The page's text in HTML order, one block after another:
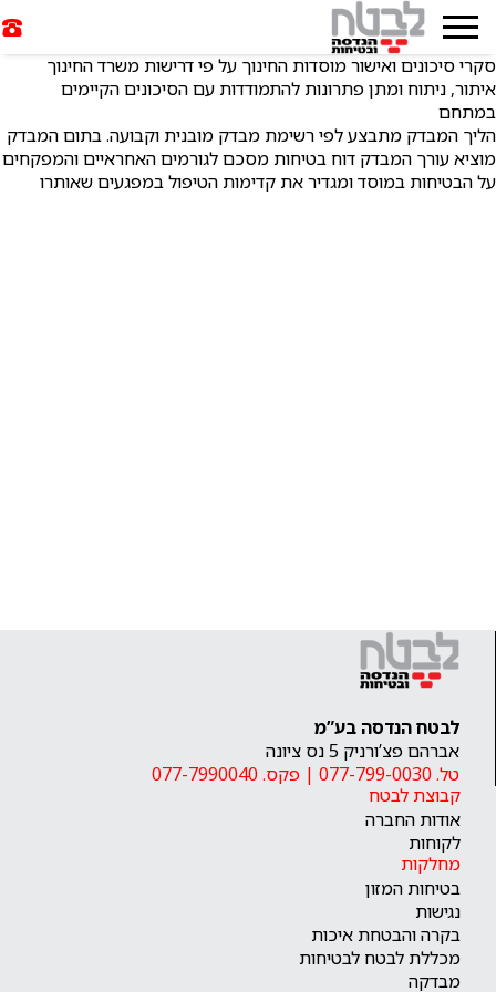
סקרי סיכונים ואישור מוסדות החינוך על פי דרישות משרד החינוך
איתור, ניתוח ומתן פתרונות להתמודדות עם הסיכונים הקיימים
במתחם
הליך המבדק מתבצע לפי רשימת מבדק מובנית וקבועה. בתום המבדק
מוציא עורך המבדק דוח בטיחות מסכם לגורמים האחראיים והמפקחים
על הבטיחות במוסד ומגדיר את קדימות הטיפול במפגעים שאותרו
לבטח הנדסה בע”מ
אברהם פצ’ורניק 5 נס ציונה
טל. 077-799-0030
| פקס. 077-7990040
קבוצת לבטח
אודות החברה
לקוחות
מחלקות
בטיחות המזון
נגישות
בקרה והבטחת איכות
מכללת לבטח לבטיחות
מבדקה